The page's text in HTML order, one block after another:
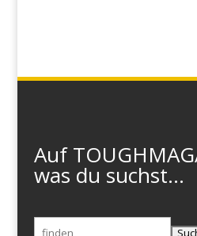
Auf
was du suchst...
Suchen